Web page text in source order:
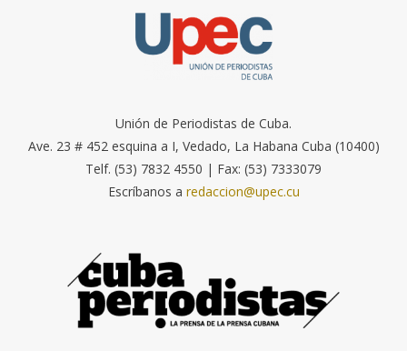
Unión de Periodistas de Cuba.
Ave. 23 # 452 esquina a I, Vedado, La Habana Cuba (10400)
Telf. (53) 7832 4550 | Fax: (53) 7333079
Escríbanos a redaccion@upec.cu